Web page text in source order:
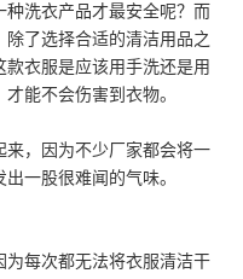
洗衣产品才最安全呢？而
除了选择合适的清洁用品之
衣服是应该用手洗还是用
能不会伤害到衣物。
来，因为不少厂家都会将一
一股很难闻的气味。
每次都无法将衣服清洁干